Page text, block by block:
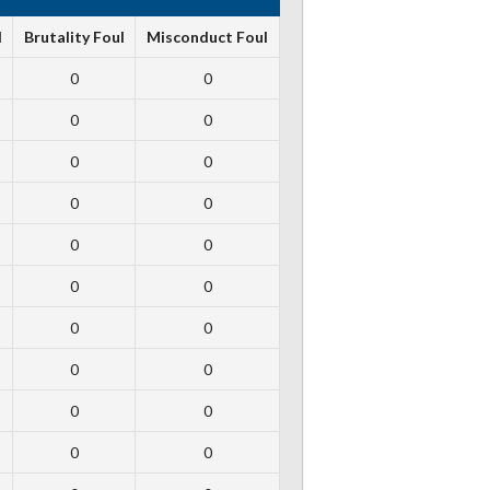
Brutality Foul Misconduct Foul
0 0
0 0
0 0
0 0
0 0
0 0
0 0
0 0
0 0
0 0